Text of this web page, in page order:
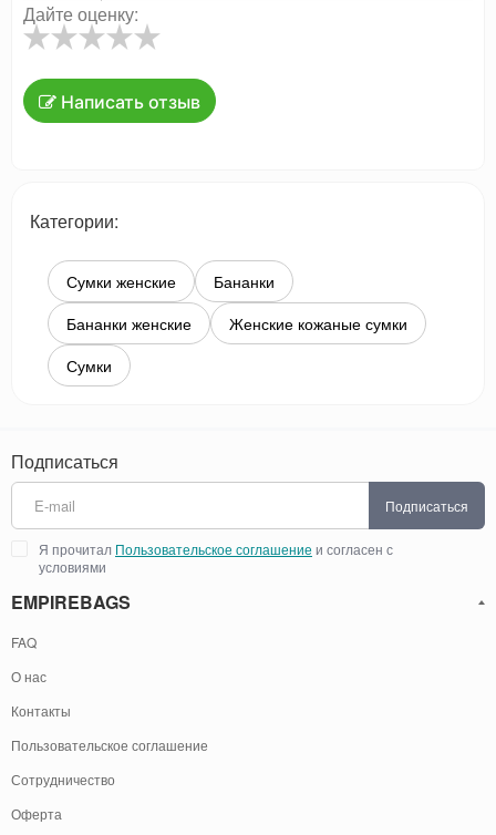
Дайте оценку:
Написать отзыв
Категории:
Сумки женские
Бананки
Бананки женские
Женские кожаные сумки
Сумки
Подписаться
Подписаться
Я прочитал Пользовательское соглашение и согласен с
условиями
EMPIREBAGS
FAQ
О нас
Контакты
Пользовательское соглашение
Сотрудничество
Оферта